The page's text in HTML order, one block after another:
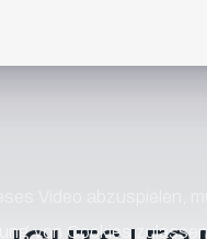
von Cookies